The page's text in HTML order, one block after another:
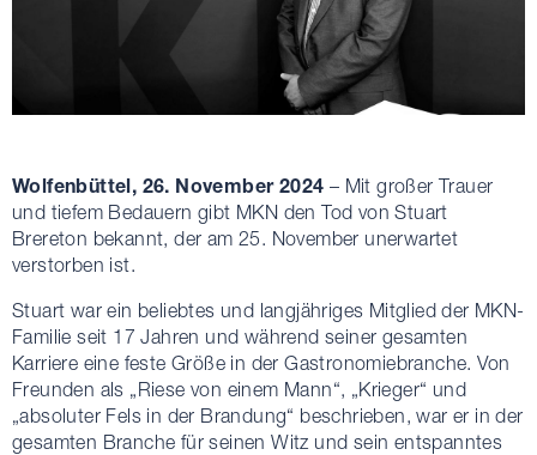
Wolfenbüttel, 26. November 2024 – Mit großer Trauer
und tiefem Bedauern gibt MKN den Tod von Stuart
Brereton bekannt, der am 25. November unerwartet
verstorben ist.
Stuart war ein beliebtes und langjähriges Mitglied der MKN-
Familie seit 17 Jahren und während seiner gesamten
Karriere eine feste Größe in der Gastronomiebranche. Von
Freunden als „Riese von einem Mann“, „Krieger“ und
„absoluter Fels in der Brandung“ beschrieben, war er in der
gesamten Branche für seinen Witz und sein entspanntes